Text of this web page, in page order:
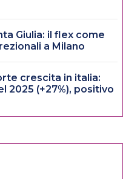
Giulia: il flex come
a Milano
crescita in italia:
2025 (+27%), positivo